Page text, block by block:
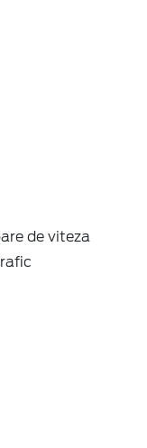
de viteza